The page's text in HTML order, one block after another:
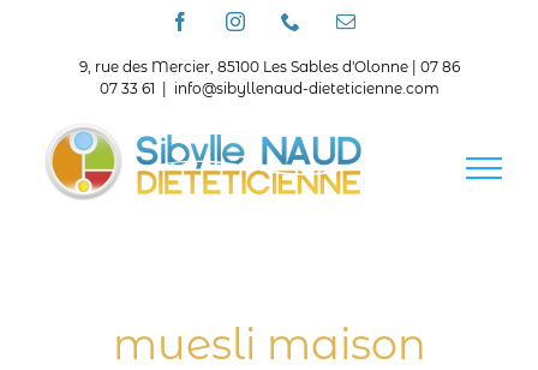
FacebookInstagramTéléphoneEmail
9, rue des Mercier, 85100 Les Sables d'Olonne | 07 86
07 33 61
info@sibyllenaud-dieteticienne.com
muesli maison